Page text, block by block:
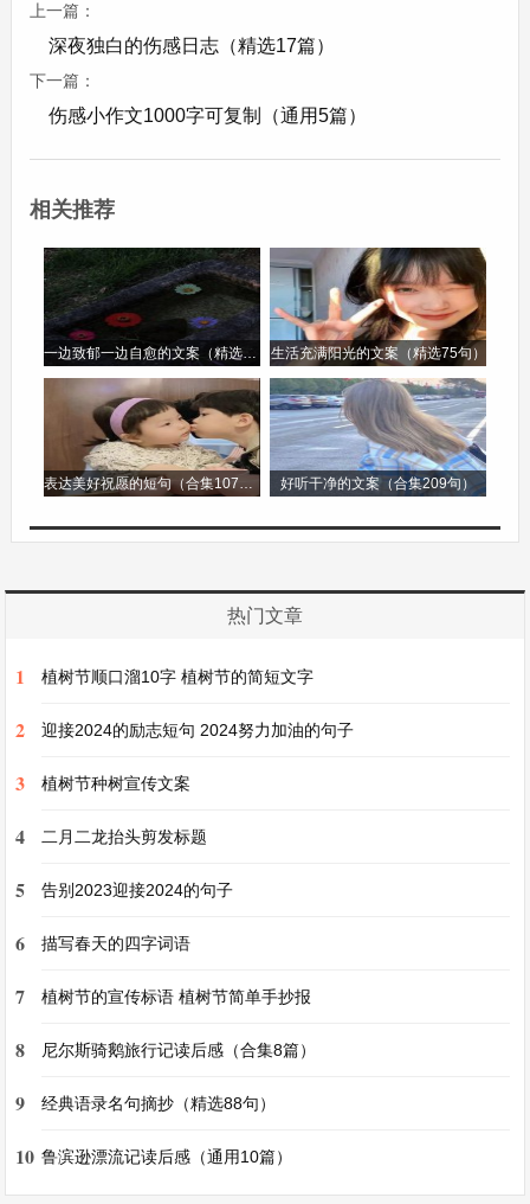
到了学校，发现自己忘记带作业了。老师批评了
我，还罚我站在教室后面。我低着头，感觉同学们
都在背后偷笑，脸上火辣辣的。这种被人注视和嘲
笑的感觉，让我特别难受。
下午体育课上，我在跑步的时候不小心摔倒了，膝
出血来，我强忍着泪水。回到教室，同桌还调侃我
是不是在表演“平地摔”，我知道他可能没有恶意，
但我还是觉得很委屈。
晚上回到家，处理伤口的时候，药水刺激着伤口，
疼痛让我又想起了白天的种种不顺。我默默地流
泪，心想这一天怎么这么多灾多难，难道是我最近
运气太差了吗?我只希望明天能好起来，把这些伤
[日期]，这一天从开始就充满了悲伤。天还没亮，
谊，醒来后那种失落感依旧萦绕心头。
尽如人意。我看着自己用心创作的作品被评委们忽
视，而那些我觉得并不怎么样的画却获得了奖项。
上一篇：
深夜独白的伤感日志（精选17篇）
下一篇：
伤感小作文1000字可复制（通用5篇）
相关推荐
一边致郁一边自愈的文案（精选96句） 生活充满阳光的文案（精选75句）
表达美好祝愿的短句（合集107句） 好听干净的文案（合集209句）
热门文章
1 植树节顺口溜10字 植树节的简短文字
2 迎接2024的励志短句 2024努力加油的句子
3 植树节种树宣传文案
4 二月二龙抬头剪发标题
5 告别2023迎接2024的句子
6 描写春天的四字词语
7 植树节的宣传标语 植树节简单手抄报
8 尼尔斯骑鹅旅行记读后感（合集8篇）
9 经典语录名句摘抄（精选88句）
10 鲁滨逊漂流记读后感（通用10篇）